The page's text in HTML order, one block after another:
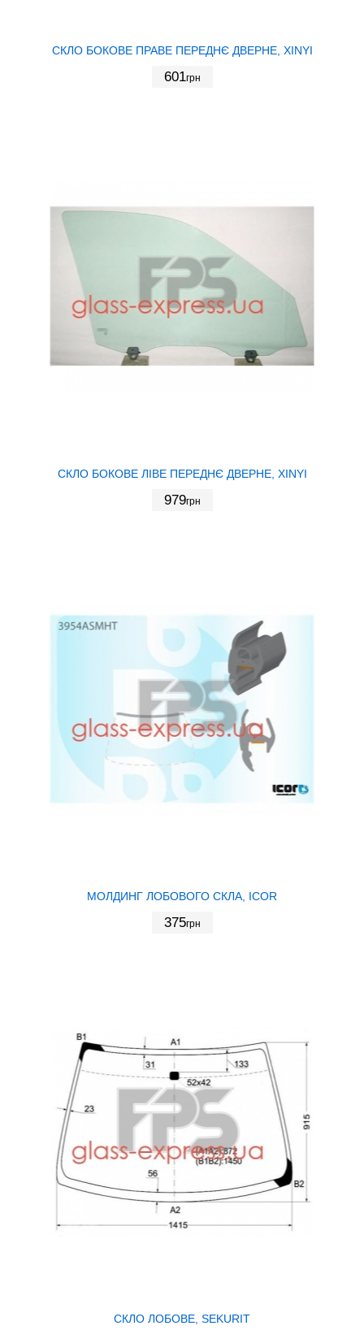
СКЛО БОКОВЕ ПРАВЕ ПЕРЕДНЄ ДВЕРНЕ, XINYI
601грн
СКЛО БОКОВЕ ЛІВЕ ПЕРЕДНЄ ДВЕРНЕ, XINYI
979грн
МОЛДИНГ ЛОБОВОГО СКЛА, ICOR
375грн
СКЛО ЛОБОВЕ, SEKURIT